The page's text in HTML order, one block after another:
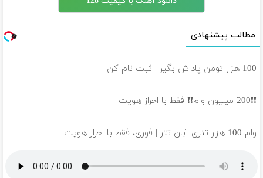
مطالب پیشنهادی
100 هزار تومن پاداش بگیر | ثبت نام کن
❗❗200 میلیون وام❗❗ فقط با احراز هویت
وام 100 هزار تتری آبان تتر | فوری، فقط با احراز هویت